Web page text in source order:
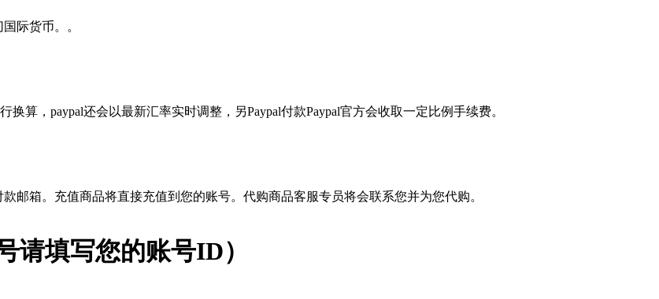
际货币。。
算，paypal还会以最新汇率实时调整，另Paypal付款Paypal官方会收取一定比例手续费。
邮箱。充值商品将直接充值到您的账号。代购商品客服专员将会联系您并为您代购。
请填写您的账号ID）